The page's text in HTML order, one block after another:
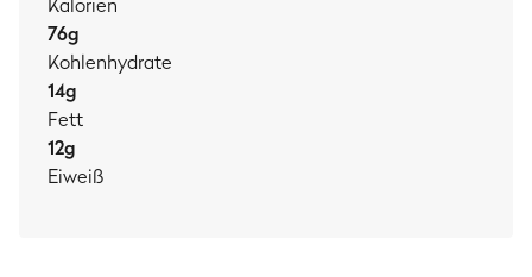
76g
Kohlenhydrate
14g
Fett
12g
Eiweiß